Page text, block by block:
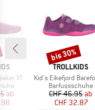
XT
Preis
ab
MARKE
TROLLKIDS
Artikel
Kid's Eikefjord Barefoot
Produktgruppe
Barfussschuhe
Preis
CHF 46.95 ab
CHF 32.87
Rabatt
bis 30%